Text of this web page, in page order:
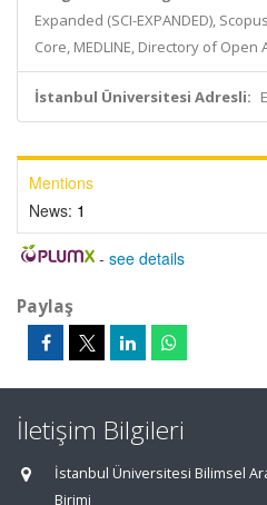
Expanded (SCI-EXPANDED),
Core, MEDLINE, Directory of Open
İstanbul Üniversitesi Adresli:
Mentions
News: 1
- see details
Paylaş
İletişim Bilgileri
İstanbul Üniversitesi Bilimsel
Birimi